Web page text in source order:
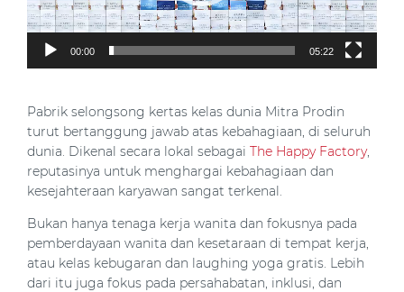
00:00 05:22
Pabrik selongsong kertas kelas dunia Mitra Prodin
turut bertanggung jawab atas kebahagiaan, di seluruh
dunia. Dikenal secara lokal sebagai The Happy Factory,
reputasinya untuk menghargai kebahagiaan dan
kesejahteraan karyawan sangat terkenal.
Bukan hanya tenaga kerja wanita dan fokusnya pada
pemberdayaan wanita dan kesetaraan di tempat kerja,
atau kelas kebugaran dan laughing yoga gratis. Lebih
dari itu juga fokus pada persahabatan, inklusi, dan